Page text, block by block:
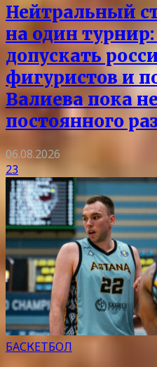
Нейтральный
на один
допускать
фигуристов и
Валиева пока
постоянного
06.08.2026
23
БАСКЕТБОЛ